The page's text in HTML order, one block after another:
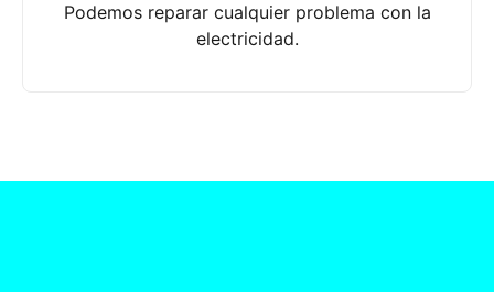
Podemos reparar cualquier problema con la
electricidad.